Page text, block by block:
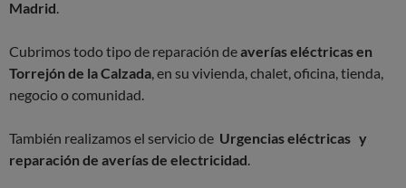
Madrid.
Cubrimos todo tipo de reparación deaverías eléctricas en
Torrejón de la Calzada, en su vivienda, chalet, oficina, tienda,
negocio o comunidad.
También realizamos el servicio de Urgencias eléctricas y
reparación de averías de electricidad.